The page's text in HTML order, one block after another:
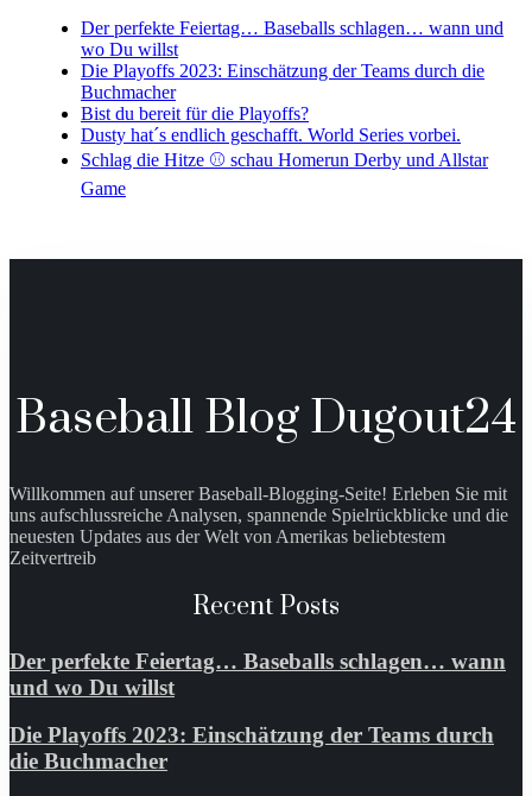
Der perfekte Feiertag… Baseballs schlagen… wann und
wo Du willst
Die Playoffs 2023: Einschätzung der Teams durch die
Buchmacher
Bist du bereit für die Playoffs?
Dusty hat´s endlich geschafft. World Series vorbei.
Schlag die Hitze ⚾️ schau Homerun Derby und Allstar
Game
Baseball Blog Dugout24
Willkommen auf unserer Baseball-Blogging-Seite! Erleben Sie mit
uns aufschlussreiche Analysen, spannende Spielrückblicke und die
neuesten Updates aus der Welt von Amerikas beliebtestem
Zeitvertreib
Recent Posts
Der perfekte Feiertag… Baseballs schlagen… wann
und wo Du willst
Die Playoffs 2023: Einschätzung der Teams durch
die Buchmacher